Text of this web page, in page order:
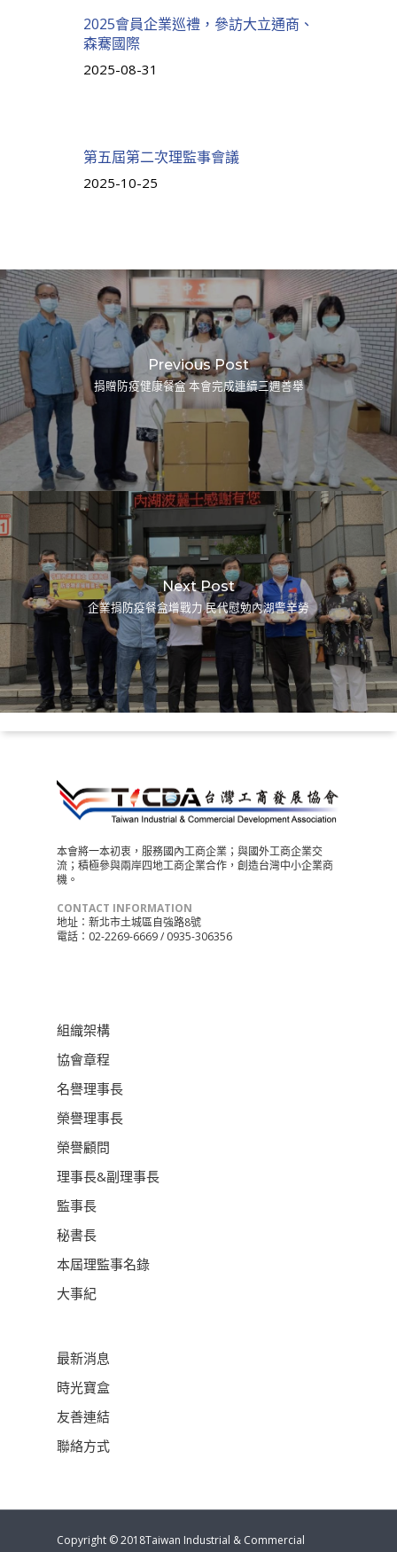
2025會員企業巡禮，參訪大立通商、
森騫國際
2025-08-31
第五屆第二次理監事會議
2025-10-25
Previous Post
捐贈防疫健康餐盒 本會完成連續三週善舉
Next Post
企業捐防疫餐盒增戰力 民代慰勉內湖警辛勞
本會將一本初衷，服務國內工商企業；與國外工商企業交
流；積極參與兩岸四地工商企業合作，創造台灣中小企業商
機。
CONTACT INFORMATION
地址：新北市土城區自強路8號
電話：02-2269-6669 / 0935-306356
組織架構
協會章程
名譽理事長
榮譽理事長
榮譽顧問
理事長&副理事長
監事長
秘書長
本屆理監事名錄
大事紀
最新消息
時光寶盒
友善連結
聯絡方式
Copyright © 2018Taiwan Industrial & Commercial